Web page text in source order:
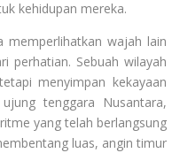
kehidupan mereka.
memperlihatkan wajah lain
perhatian. Sebuah wilayah
menyimpan kekayaan
tenggara Nusantara,
yang telah berlangsung
luas, angin timur